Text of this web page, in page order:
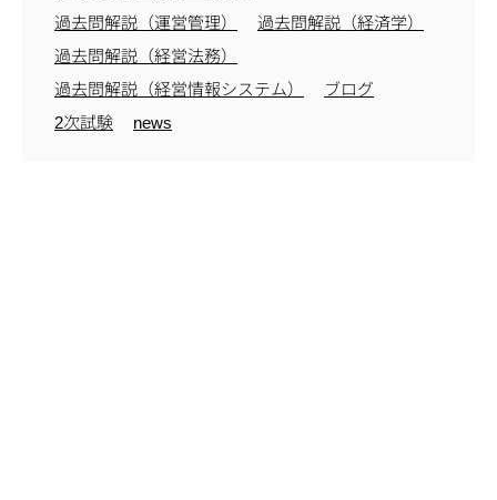
過去問解説（運営管理）
過去問解説（経済学）
過去問解説（経営法務）
過去問解説（経営情報システム）
ブログ
2次試験
news